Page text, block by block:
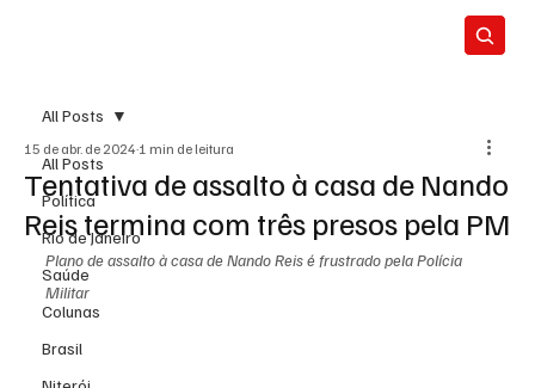
All Posts
Política
Rio de Janeiro
Saúde
Colunas
Brasil
All Posts
Tentativa de assalto à casa de Nando
Reis termina com três presos pela PM
15 de abr. de 2024 1 min de leitura
Plano de assalto à casa de Nando Reis é frustrado pela Polícia
Militar